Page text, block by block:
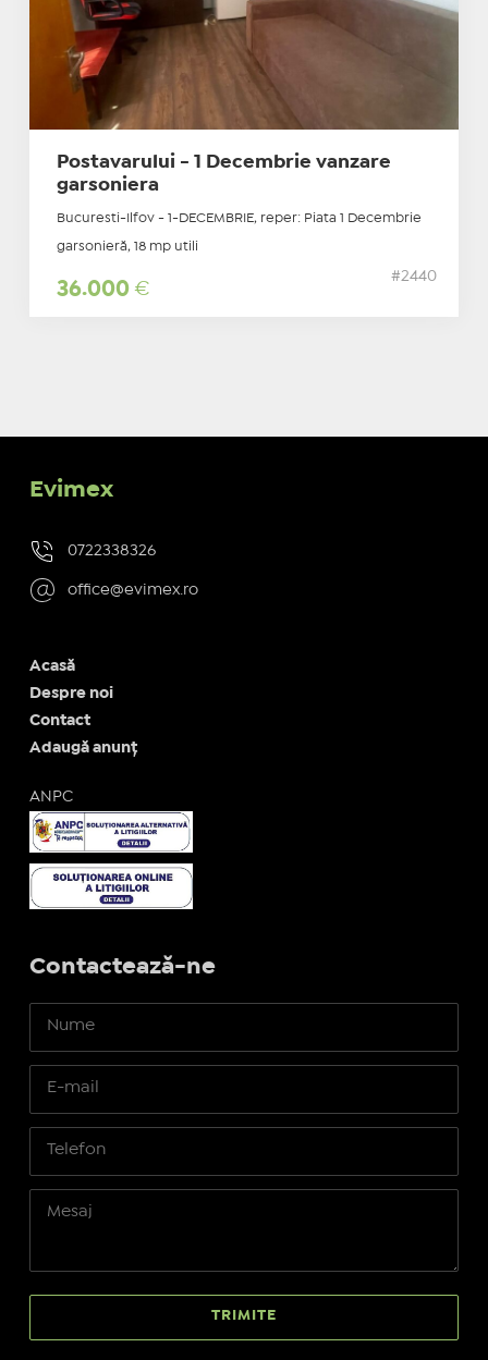
Postavarului - 1 Decembrie vanzare
garsoniera
Bucuresti-Ilfov - 1-DECEMBRIE, reper: Piata 1 Decembrie
garsonieră, 18 mp utili
36.000 €
#2440
Evimex
0722338326
office@evimex.ro
Acasă
Despre noi
Contact
Adaugă anunț
ANPC
Contactează-ne